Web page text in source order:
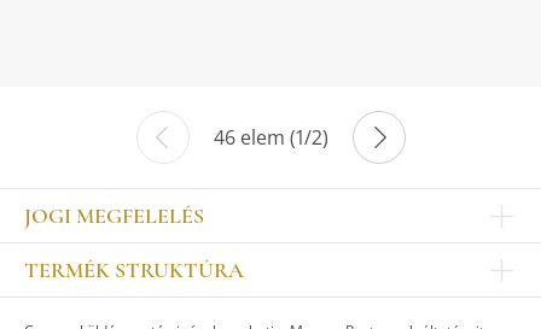
46 elem (1/2)
JOGI MEGFELELÉS
Impresszum
Kapcsolat
TERMÉK STRUKTÚRA